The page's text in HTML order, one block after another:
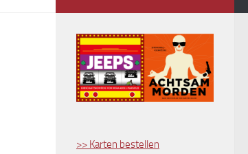
>> Karten bestellen